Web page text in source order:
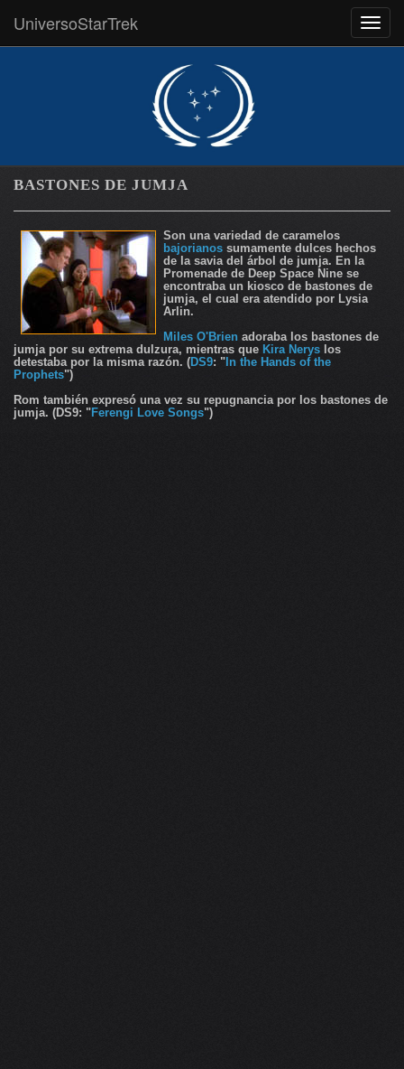
UniversoStarTrek
BASTONES DE JUMJA
Son una variedad de caramelos
bajorianos sumamente dulces hechos
de la savia del árbol de jumja. En la
Promenade de Deep Space Nine se
encontraba un kiosco de bastones de
jumja, el cual era atendido por Lysia
Arlin.
Miles O'Brien adoraba los bastones de
jumja por su extrema dulzura, mientras que Kira Nerys los
detestaba por la misma razón. (DS9: " In the Hands of the
Prophets")
Rom también expresó una vez su repugnancia por los bastones de
jumja. (DS9: "Ferengi Love Songs")